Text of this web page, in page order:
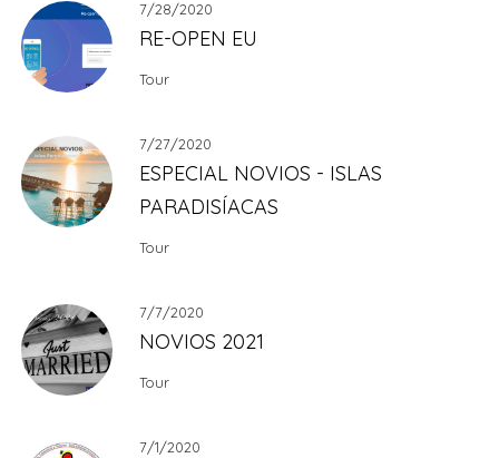
7/28/2020
RE-OPEN EU
Tour
7/27/2020
ESPECIAL NOVIOS - ISLAS
PARADISÍACAS
Tour
7/7/2020
NOVIOS 2021
Tour
7/1/2020